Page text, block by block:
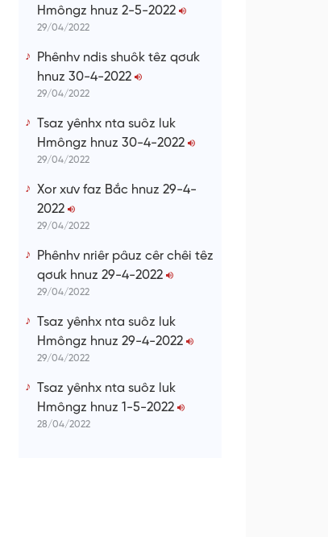
Hmôngz hnuz 2-5-2022
29/04/2022
Phênhv ndis shuôk têz qơưk
hnuz 30-4-2022
29/04/2022
Tsaz yênhx nta suôz luk
Hmôngz hnuz 30-4-2022
29/04/2022
Xor xưv faz Bắc hnuz 29-4-
2022
29/04/2022
Phênhv nriêr pâuz cêr chêi têz
qơưk hnuz 29-4-2022
29/04/2022
Tsaz yênhx nta suôz luk
Hmôngz hnuz 29-4-2022
29/04/2022
Tsaz yênhx nta suôz luk
Hmôngz hnuz 1-5-2022
28/04/2022